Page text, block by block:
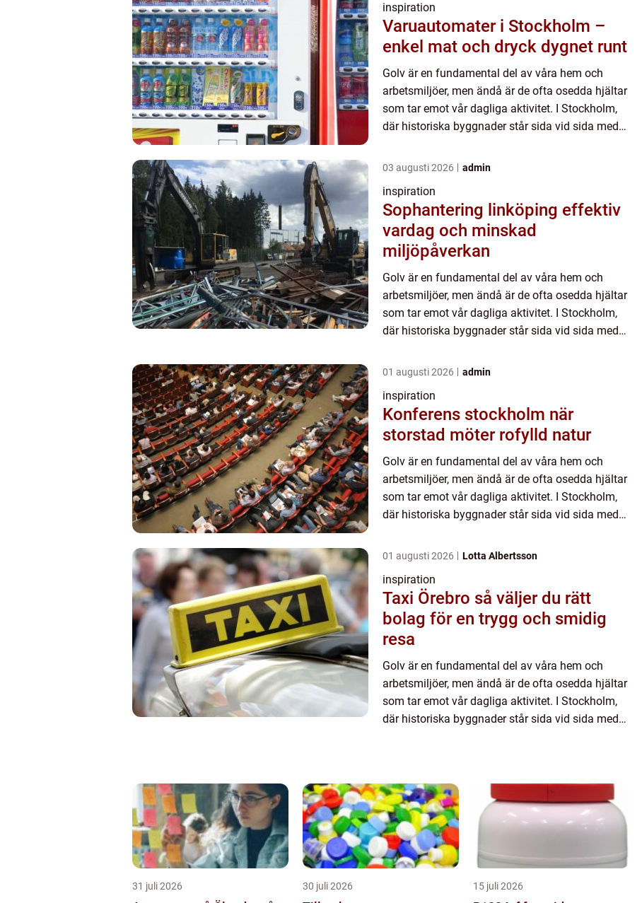
inspiration
Varuautomater i Stockholm –
enkel mat och dryck dygnet runt
Golv är en fundamental del av våra hem och
arbetsmiljöer, men ändå är de ofta osedda hjältar
som tar emot vår dagliga aktivitet. I Stockholm,
där historiska byggnader står sida vid sida med
03 augusti 2026 admin
inspiration
Sophantering linköping effektiv
vardag och minskad
miljöpåverkan
Golv är en fundamental del av våra hem och
arbetsmiljöer, men ändå är de ofta osedda hjältar
som tar emot vår dagliga aktivitet. I Stockholm,
där historiska byggnader står sida vid sida med
01 augusti 2026 admin
inspiration
Konferens stockholm när
storstad möter rofylld natur
Golv är en fundamental del av våra hem och
arbetsmiljöer, men ändå är de ofta osedda hjältar
som tar emot vår dagliga aktivitet. I Stockholm,
där historiska byggnader står sida vid sida med
01 augusti 2026 Lotta Albertsson
inspiration
Taxi Örebro så väljer du rätt
bolag för en trygg och smidig
resa
Golv är en fundamental del av våra hem och
arbetsmiljöer, men ändå är de ofta osedda hjältar
som tar emot vår dagliga aktivitet. I Stockholm,
där historiska byggnader står sida vid sida med
31 juli 2026 30 juli 2026 15 juli 2026